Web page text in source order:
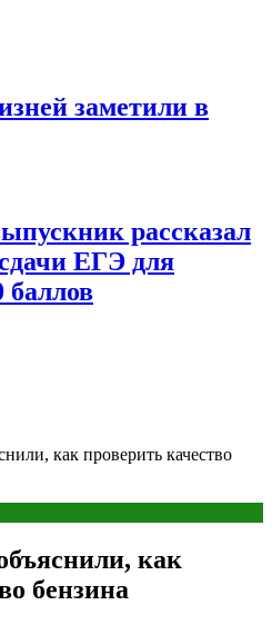
заметили в
рассказал
ЕГЭ для
баллов
как проверить качество
как
бензина